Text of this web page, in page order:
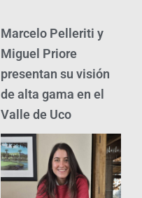
Marcelo Pelleriti y
Miguel Priore
presentan su visión
de alta gama en el
Valle de Uco